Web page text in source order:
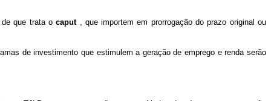
de que trata ocaput , que importem em prorrogação do prazo original ou
de investimento que estimulem a geração de emprego e renda serão